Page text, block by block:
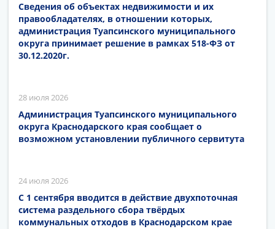
Сведения об объектах недвижимости и их
правообладателях, в отношении которых,
администрация Туапсинского муниципального
округа принимает решение в рамках 518-ФЗ от
30.12.2020г.
28 июля 2026
Администрация Туапсинского муниципального
округа Краснодарского края сообщает о
возможном установлении публичного сервитута
24 июля 2026
С 1 сентября вводится в действие двухпоточная
система раздельного сбора твёрдых
коммунальных отходов в Краснодарском крае